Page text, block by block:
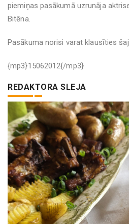
piemiņas pasākumā uzrunāja
Bitēna.
Pasākuma norisi varat klausīties
{mp3}15062012{/mp3}
REDAKTORA SLEJA